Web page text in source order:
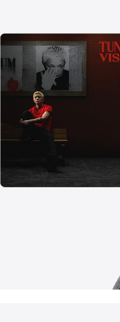
口
中
打
开)